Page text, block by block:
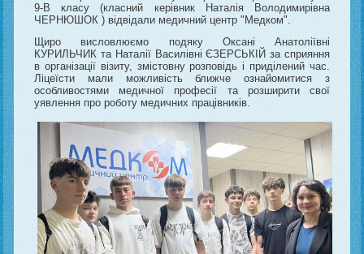
9-В класу (класний керівник Наталія Володимирівна
ЧЕРНЮШОК ) відвідали медичний центр "Медком".
Щиро висловлюємо подяку Оксані Анатоліївні
КУРИЛЬЧИК та Наталії Василівні ЄЗЕРСЬКІЙ за сприяння
в організації візиту, змістовну розповідь і приділений час.
Ліцеїсти мали можливість ближче ознайомитися з
особливостями медичної професії та розширити свої
уявлення про роботу медичних працівників.